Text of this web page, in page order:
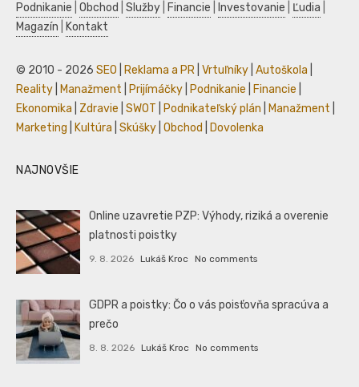
Podnikanie Obchod Služby Financie Investovanie Ľudia
Magazín
Kontakt
© 2010 - 2026 SEO Reklama a PR Vrtuľníky Autoškola
Reality
Manažment Prijímáčky Podnikanie Financie
Ekonomika
Zdravie SWOT Podnikateľský plán Manažment
Marketing
Kultúra Skúšky Obchod Dovolenka
NAJNOVŠIE
Online uzavretie PZP: Výhody, riziká a overenie
platnosti poistky
9. 8. 2026 Lukáš Kroc No comments
GDPR a poistky: Čo o vás poisťovňa spracúva a
prečo
8. 8. 2026 Lukáš Kroc No comments